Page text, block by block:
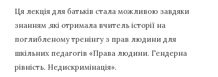
Ця лекція для батьків стала можливою завдяки
знанням ,які отримала вчитель історії на
поглибленому тренінгу з прав людини для
шкільних педагогів «Права людини. Гендерна
рівність. Недискримінація».